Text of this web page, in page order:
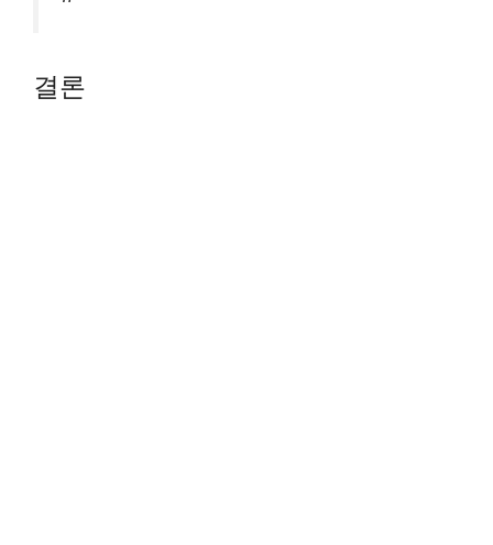
결론